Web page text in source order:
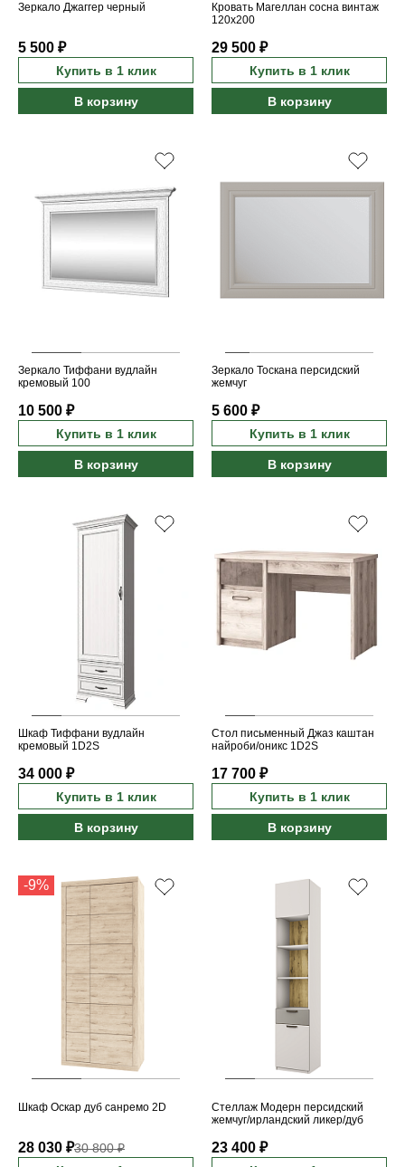
Зеркало Джаггер черный
5 500 ₽
Купить в 1 клик
В корзину
Кровать Магеллан сосна винтаж
120x200
29 500 ₽
Купить в 1 клик
В корзину
Зеркало Тиффани вудлайн
кремовый 100
10 500 ₽
Купить в 1 клик
В корзину
Зеркало Тоскана персидский
жемчуг
5 600 ₽
Купить в 1 клик
В корзину
Шкаф Тиффани вудлайн
кремовый 1D2S
34 000 ₽
Купить в 1 клик
В корзину
Стол письменный Джаз каштан
найроби/оникс 1D2S
17 700 ₽
Купить в 1 клик
В корзину
-9%
Шкаф Оскар дуб санремо 2D
28 030 ₽30 800 ₽
Стеллаж Модерн персидский
жемчуг/ирландский ликер/дуб
23 400 ₽